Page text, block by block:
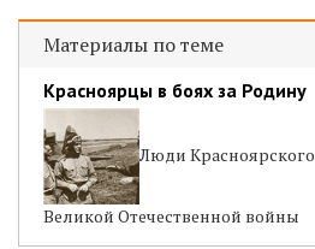
Материалы по теме
Красноярцы в боях за Родину
Люди
Великой Отечественной войны